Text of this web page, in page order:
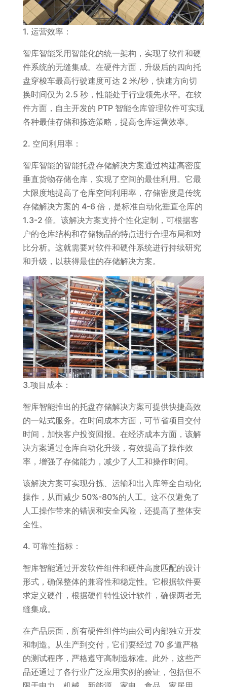
1. 运营效率：
智库智能采用智能化的统一架构，实现了软件和硬
件系统的无缝集成。在硬件方面，升级后的四向托
盘穿梭车最高行驶速度可达 2 米/秒，快速方向切
换时间仅为 2.5 秒，性能处于行业领先水平。在软
件方面，自主开发的 PTP 智能仓库管理软件可实现
各种最佳存储和拣选策略，提高仓库运营效率。
2. 空间利用率：
智库智能的智能托盘存储解决方案通过构建高密度
垂直货物存储仓库，实现了空间的最佳利用。它最
大限度地提高了仓库空间利用率，存储密度是传统
存储解决方案的 4-6 倍，是标准自动化垂直仓库的
1.3-2 倍。该解决方案支持个性化定制，可根据客
户的仓库结构和存储物品的特点进行合理布局和对
比分析。这就需要对软件和硬件系统进行持续研究
和升级，以获得最佳的存储解决方案。
3.项目成本：
智库智能推出的托盘存储解决方案可提供快捷高效
的一站式服务。在时间成本方面，可节省项目交付
时间，加快客户投资回报。在经济成本方面，该解
决方案通过仓库自动化升级，有效提高了操作效
率，增强了存储能力，减少了人工和操作时间。
该解决方案可实现分拣、运输和出入库等全自动化
操作，从而减少 50%-80%的人工。这不仅避免了
人工操作带来的错误和安全风险，还提高了整体安
全性。
4. 可靠性指标：
智库智能通过开发软件组件和硬件高度匹配的设计
形式，确保整体的兼容性和稳定性。它根据软件要
求定义硬件，根据硬件特性设计软件，确保两者无
缝集成。
在产品层面，所有硬件组件均由公司内部独立开发
和制造。从生产到交付，它们要经过 70 多道严格
的测试程序，严格遵守高制造标准。此外，这些产
品还通过了各行业广泛应用实例的验证，包括但不